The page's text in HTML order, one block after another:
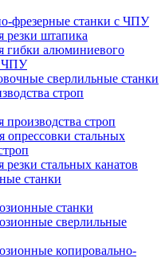
фрезерные станки с ЧПУ
резки штапика
гибки алюминиевого
ЧПУ
сверлильные станки
строп
производства строп
опрессовки стальных
резки стальных канатов
станки
станки
сверлильные
копировально-